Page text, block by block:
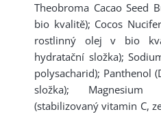
Theobroma Cacao Seed
bio kvalitě); Cocos
rostlinný olej v bio
hydratační složka);
polysacharid); Panthenol
složka); Magnesium
(stabilizovaný vitamin C,